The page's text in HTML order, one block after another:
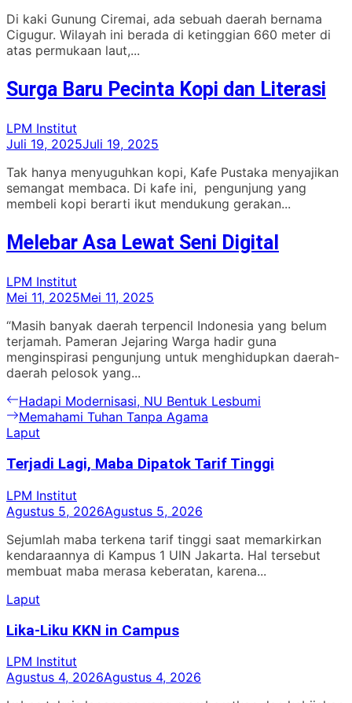
Di kaki Gunung Ciremai, ada sebuah daerah bernama
Cigugur. Wilayah ini berada di ketinggian 660 meter di
atas permukaan laut,...
Surga Baru Pecinta Kopi dan Literasi
LPM Institut
Juli 19, 2025Juli 19, 2025
Tak hanya menyuguhkan kopi, Kafe Pustaka menyajikan
semangat membaca. Di kafe ini, pengunjung yang
membeli kopi berarti ikut mendukung gerakan...
Melebar Asa Lewat Seni Digital
LPM Institut
Mei 11, 2025Mei 11, 2025
“Masih banyak daerah terpencil Indonesia yang belum
terjamah. Pameran Jejaring Warga hadir guna
menginspirasi pengunjung untuk menghidupkan daerah-
daerah pelosok yang...
Navigasi
pos
Previous
post:
Hadapi Modernisasi, NU Bentuk Lesbumi
Next
post:
Memahami Tuhan Tanpa Agama
Laput
Terjadi Lagi, Maba Dipatok Tarif Tinggi
LPM Institut
Agustus 5, 2026Agustus 5, 2026
Sejumlah maba terkena tarif tinggi saat memarkirkan
kendaraannya di Kampus 1 UIN Jakarta. Hal tersebut
membuat maba merasa keberatan, karena...
Laput
Lika-Liku KKN in Campus
LPM Institut
Agustus 4, 2026Agustus 4, 2026